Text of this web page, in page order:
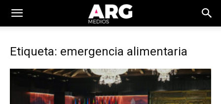
Etiqueta: emergencia alimentaria